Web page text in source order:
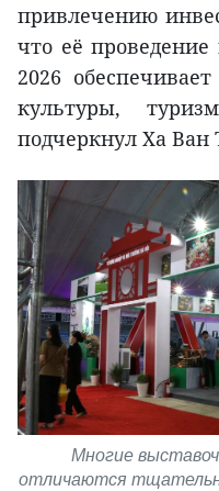
привлечению
что её
2026
культуры,
подчеркнул Ха Ван
Многие
отличаются